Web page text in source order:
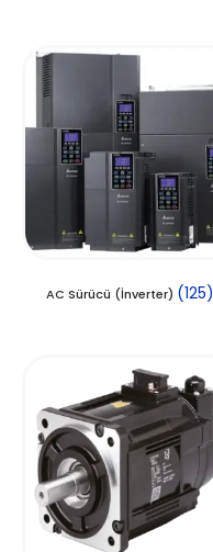
AC Sürücü (İnverter) (125)